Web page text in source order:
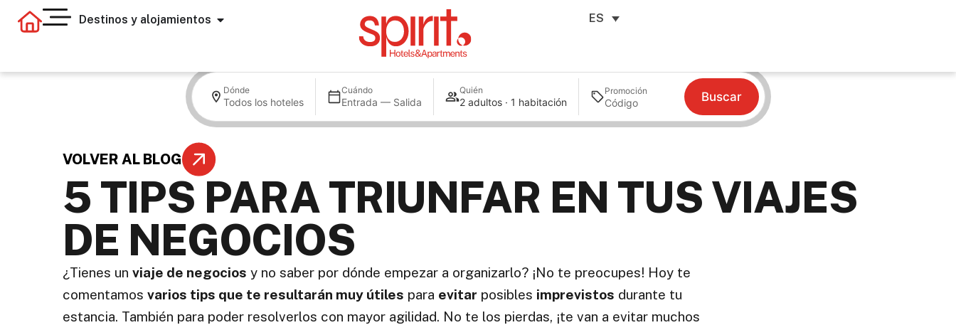
Destinos y alojamientos ES
Dónde
Todos los hoteles
Cuándo
Entrada — Salida
Quién
2 adultos · 1 habitación
Promoción Buscar
VOLVER AL BLOG
5 TIPS PARA TRIUNFAR EN TUS VIAJES
DE NEGOCIOS
¿Tienes unviaje de negocios y no saber por dónde empezar a organizarlo? ¡No te preocupes! Hoy te
comentamosvarios tips que te resultarán muy útiles para evitar posibles imprevistos durante tu
estancia. También para poder resolverlos con mayor agilidad. No te los pierdas, ¡te van a evitar muchos